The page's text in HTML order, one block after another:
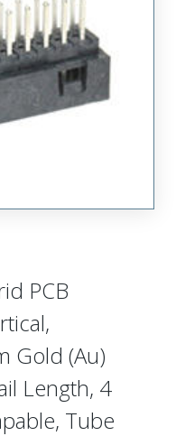
PCB
Gold (Au)
Length, 4
Tube